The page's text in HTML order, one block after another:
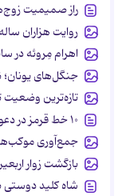
راز صمیمیت
روایت هزاران
اهرام مِروئه در
جنگل‌های
تازه‌ترین وضعیت
۱۰ خط قرمز در دعوای همسران
جمع‌آوری
بازگشت زوار
شاه کلید دوستی